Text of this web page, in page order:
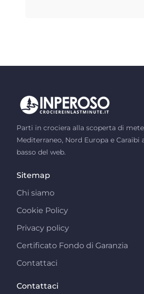
Parti in crociera alla scoperta di
Mediterraneo, Nord Europa e Caraibi
basso del web.
Sitemap
Chi siamo
Cookie Policy
Privacy policy
Certificato Fondo di Garanzia
Contattaci
Contattaci